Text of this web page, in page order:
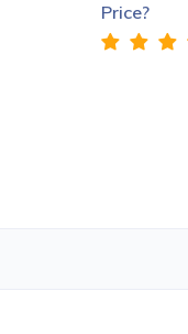
Price?